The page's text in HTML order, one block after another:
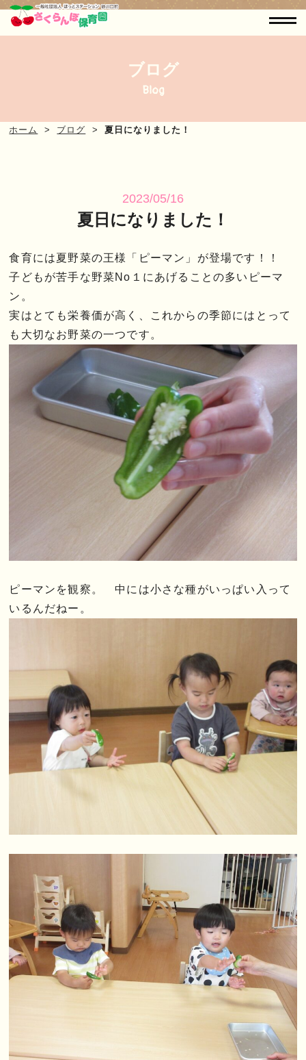
ブログ
Blog
ホーム ブログ 夏日になりました！
2023/05/16
夏日になりました！
食育には夏野菜の王様「ピーマン」が登場です！！
子どもが苦手な野菜No１にあげることの多いピーマ
ン。
実はとても栄養価が高く、これからの季節にはとって
も大切なお野菜の一つです。
ピーマンを観察。 中には小さな種がいっぱい入って
いるんだねー。